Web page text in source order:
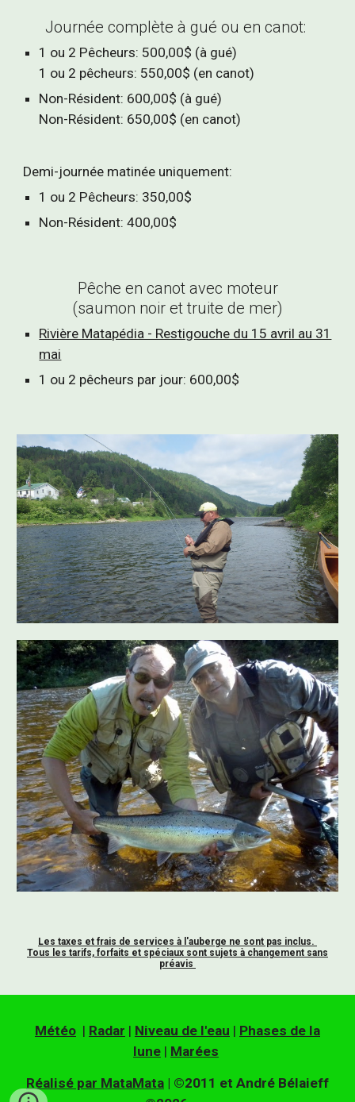
Journée complète à gué ou en canot:
1 ou 2 Pêcheurs: 500,00$ (à gué)
1 ou 2 pêcheurs: 550,00$ (en canot)
Non-Résident: 600,00$ (à gué)
Non-Résident: 650,00$ (en canot)
Demi-journée matinée uniquement:
1 ou 2 Pêcheurs: 350,00$
Non-Résident: 400,00$
Pêche en canot avec moteur
(saumon noir et truite de mer)
Rivière Matapédia - Restigouche du 15 avril au 31
mai
1 ou 2 pêcheurs par jour: 600,00$
Les taxes et frais de services à l'auberge ne sont pas inclus.
Tous les tarifs, forfaits et spéciaux sont sujets à changement sans
préavis
Météo | Radar | Niveau de l'eau | Phases de la
lune | Marées
Réalisé par MataMata | ©2011 et André Bélaieff